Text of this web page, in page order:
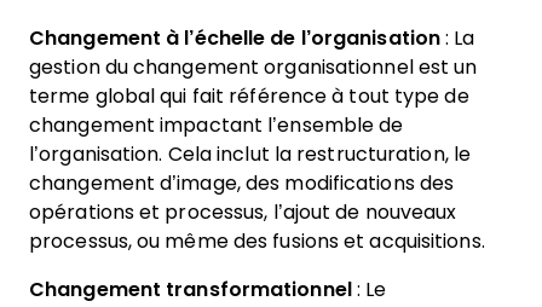
Changement à l’échelle de l’organisation : La
gestion du changement organisationnel est un
terme global qui fait référence à tout type de
changement impactant l’ensemble de
l’organisation. Cela inclut la restructuration, le
changement d’image, des modifications des
opérations et processus, l’ajout de nouveaux
processus, ou même des fusions et acquisitions.
Changement transformationnel : Le